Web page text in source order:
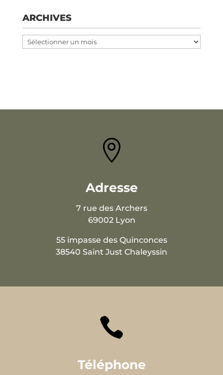
ARCHIVES
Archives

Adresse
7 rue des Archers
69002 Lyon
55 impasse des Quinconces
38540 Saint Just Chaleyssin

Téléphone